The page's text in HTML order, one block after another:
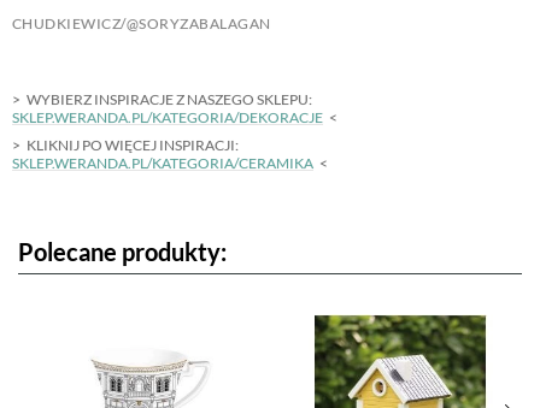
CHUDKIEWICZ/@SORYZABALAGAN
WYBIERZ INSPIRACJE Z NASZEGO SKLEPU:
SKLEP.WERANDA.PL/KATEGORIA/DEKORACJE
KLIKNIJ PO WIĘCEJ INSPIRACJI:
SKLEP.WERANDA.PL/KATEGORIA/CERAMIKA
Polecane produkty: